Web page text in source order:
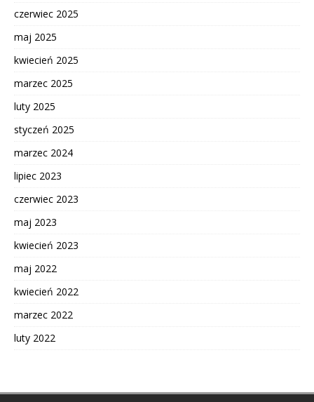
czerwiec 2025
maj 2025
kwiecień 2025
marzec 2025
luty 2025
styczeń 2025
marzec 2024
lipiec 2023
czerwiec 2023
maj 2023
kwiecień 2023
maj 2022
kwiecień 2022
marzec 2022
luty 2022